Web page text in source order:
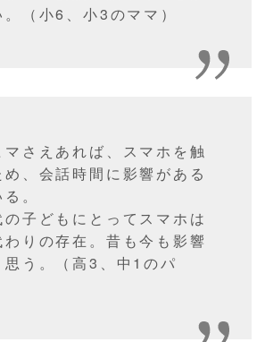
（小6、小3のママ）
さえあれば、スマホを触
め、会話時間に影響がある
。
子どもにとってスマホは
りの存在。昔も今も影響
思う。（高3、中1のパ